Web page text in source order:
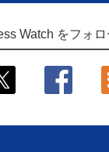
Watch をフォ